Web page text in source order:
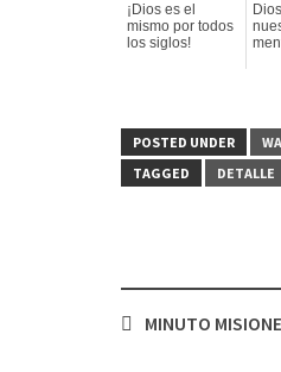
¡Dios es el
mismo por todos
los siglos!
POSTED UNDER
TAGGED
DETALLE
MINUTO